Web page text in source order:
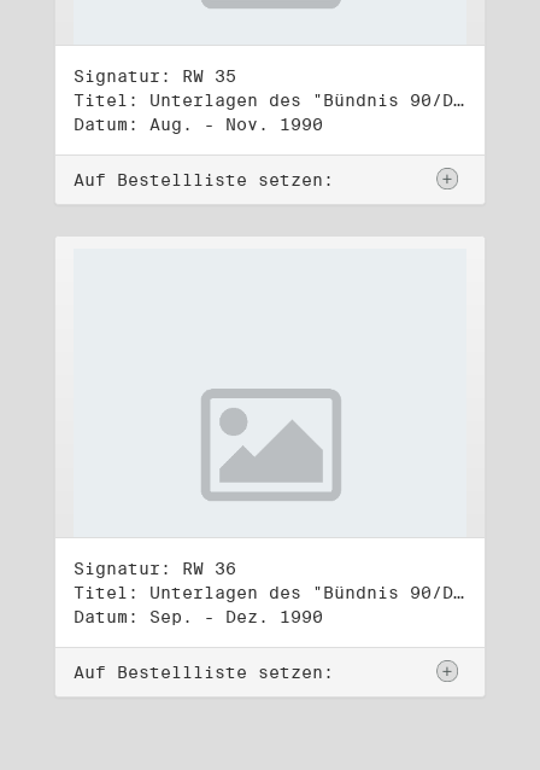
Signatur: RW 35
Titel: Unterlagen des "Bündnis 90/Die Grünen - BürgerInnenbewegung", Wahlbündnis zur Bundestagswahl am 2.12.1990 (3)
Datum: Aug. - Nov. 1990
Auf Bestellliste setzen:
Signatur: RW 36
Titel: Unterlagen des "Bündnis 90/Die Grünen - BürgerInnenbewegung", Wahlbündnis zur Bundestagswahl am 2.12.1990 (4)
Datum: Sep. - Dez. 1990
Auf Bestellliste setzen: